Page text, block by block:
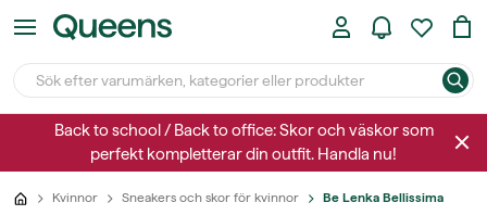
Back to school / Back to office: Skor och väskor som
perfekt kompletterar din outfit. Handla nu!
Kvinnor Sneakers och skor för kvinnor Be Lenka Bellissima